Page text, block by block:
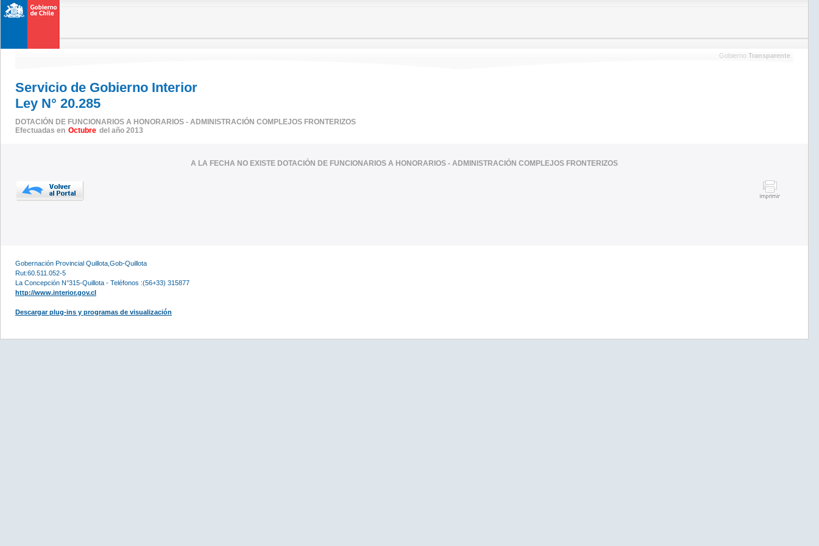
Gobierno Transparente
Servicio de Gobierno Interior
Ley N° 20.285
DOTACIÓN DE FUNCIONARIOS A HONORARIOS - ADMINISTRACIÓN COMPLEJOS FRONTERIZOS
Efectuadas en Octubre del año 2013
A LA FECHA NO EXISTE DOTACIÓN DE FUNCIONARIOS A HONORARIOS - ADMINISTRACIÓN COMPLEJOS FRONTERIZOS
Gobernación Provincial Quillota,Gob-Quillota
Rut:60.511.052-5
La Concepción N°315-Quillota - Teléfonos :(56+33) 315877
http://www.interior.gov.cl
Descargar plug-ins y programas de visualización